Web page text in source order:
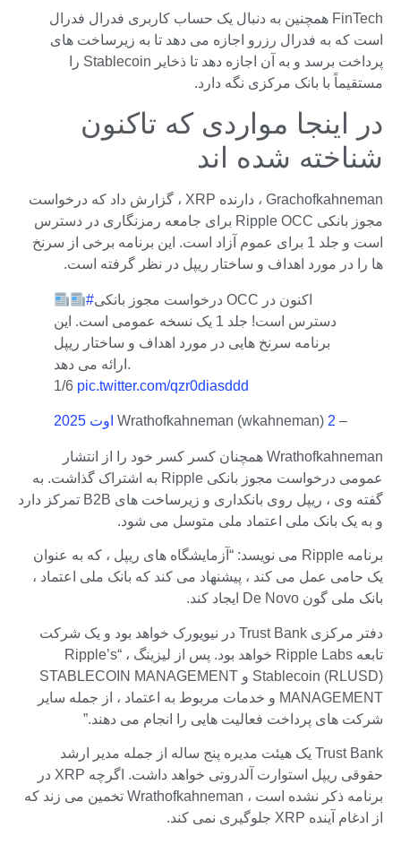
FinTech همچنین به دنبال یک حساب کاربری فدرال فدرال
است که به فدرال رزرو اجازه می دهد تا به زیرساخت های
پرداخت برسد و به آن اجازه دهد تا ذخایر Stablecoin را
مستقیماً با بانک مرکزی نگه دارد.
در اینجا مواردی که تاکنون
شناخته شده اند
Grachofkahneman ، دارنده XRP ، گزارش داد که درخواست
مجوز بانکی Ripple OCC برای جامعه رمزنگاری در دسترس
است و جلد 1 برای عموم آزاد است. این برنامه برخی از سرنخ
ها را در مورد اهداف و ساختار ریپل در نظر گرفته است.
#درخواست مجوز بانکی OCC اکنون در
دسترس است! جلد 1 یک نسخه عمومی است. این
برنامه سرنخ هایی در مورد اهداف و ساختار ریپل
ارائه می دهد.
1/6 pic.twitter.com/qzr0diasddd
– Wrathofkahneman (wkahneman) 2 اوت 2025
Wrathofkahneman همچنان کسر کسر خود را از انتشار
عمومی درخواست مجوز بانکی Ripple به اشتراک گذاشت. به
گفته وی ، ریپل روی بانکداری و زیرساخت های B2B تمرکز دارد
و به یک بانک ملی اعتماد ملی متوسل می شود.
برنامه Ripple می نویسد: “آزمایشگاه های ریپل ، که به عنوان
یک حامی عمل می کند ، پیشنهاد می کند که بانک ملی اعتماد ،
بانک ملی گون De Novo ایجاد کند.
دفتر مرکزی Trust Bank در نیویورک خواهد بود و یک شرکت
تابعه Ripple Labs خواهد بود. پس از لیزینگ ، “Ripple’s
Stablecoin (RLUSD) و STABLECOIN MANAGEMENT
MANAGEMENT و خدمات مربوط به اعتماد ، از جمله سایر
شرکت های پرداخت فعالیت هایی را انجام می دهند.”
Trust Bank یک هیئت مدیره پنج ساله از جمله مدیر ارشد
حقوقی ریپل استوارت آلدروتی خواهد داشت. اگرچه XRP در
برنامه ذکر نشده است ، Wrathofkahneman تخمین می زند که
از ادغام آینده XRP جلوگیری نمی کند.